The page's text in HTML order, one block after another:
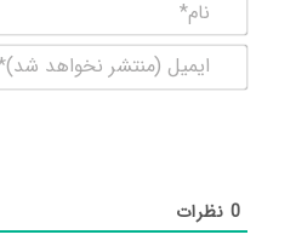
0نظرات